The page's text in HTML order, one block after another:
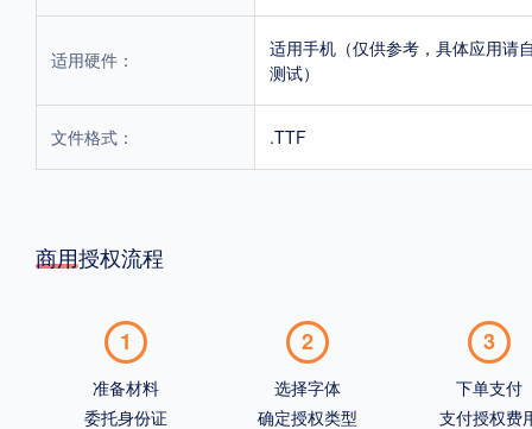
适用硬件：
适用手机（仅供参考，具体应用请
测试）
文件格式： .TTF
商用授权流程
1
准备材料
委托身份证
2
选择字体
确定授权类型
3
下单支付
支付授权费